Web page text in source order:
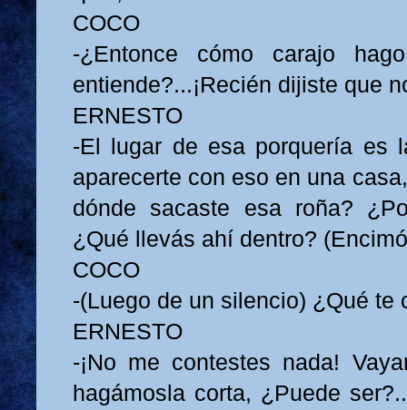
COCO
-¿Entonce cómo carajo
entiende?...¡Recién dijiste que
ERNESTO
-El lugar de esa porquería es
aparecerte con eso en una
dónde sacaste esa roña?
¿Qué llevás ahí dentro?
COCO
-(Luego de un silencio) ¿Qué te
ERNESTO
-¡No me contestes nada!
hagámosla corta, ¿Puede